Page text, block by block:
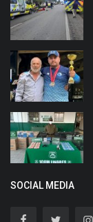
SOCIAL MEDIA